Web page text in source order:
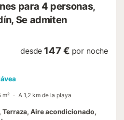
para 4 personas,
Se admiten
desde 147 € por noche
m² A 1,2 km de la playa
Aire acondicionado,